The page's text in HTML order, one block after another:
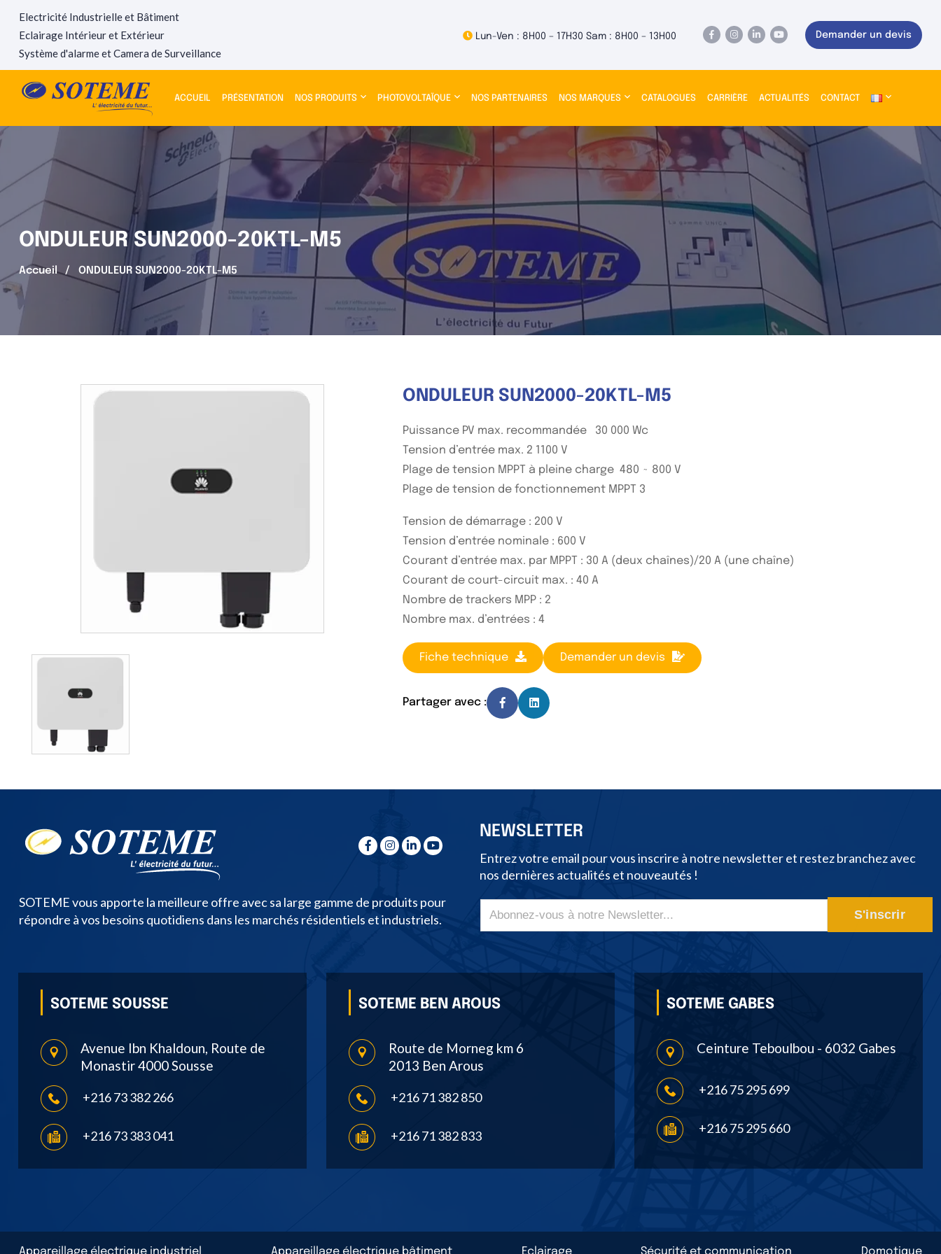
Electricité Industrielle et Bâtiment
Eclairage Intérieur et Extérieur
Système d'alarme et Camera de Surveillance
Lun-Ven : 8H00 – 17H30 Sam : 8H00 – 13H00 Demander un devis
ACCUEIL PRÉSENTATION NOS PRODUITS PHOTOVOLTAÏQUE NOS PARTENAIRES NOS MARQUES CATALOGUES CARRIÈRE ACTUALITÉS CONTACT
ONDULEUR SUN2000-20KTL-M5
Accueil ONDULEUR SUN2000-20KTL-M5
ONDULEUR SUN2000-20KTL-M5
Puissance PV max. recommandée 30 000 Wc
Tension d’entrée max. 2 1100 V
Plage de tension MPPT à pleine charge 480 ~ 800 V
Plage de tension de fonctionnement MPPT 3
Tension de démarrage : 200 V
Tension d’entrée nominale : 600 V
Courant d’entrée max. par MPPT : 30 A (deux chaînes)/20 A (une chaîne)
Courant de court-circuit max. : 40 A
Nombre de trackers MPP : 2
Nombre max. d’entrées : 4
Fiche technique Demander un devis
Partager avec :
SOTEME vous apporte la meilleure offre avec sa large gamme de produits pour
répondre à vos besoins quotidiens dans les marchés résidentiels et industriels.
NEWSLETTER
Entrez votre email pour vous inscrire à notre newsletter et restez branchez avec
nos dernières actualités et nouveautés !
S'inscrir
SOTEME SOUSSE
Avenue Ibn Khaldoun, Route de
Monastir 4000 Sousse
+216 73 382 266
+216 73 383 041
SOTEME BEN AROUS
Route de Morneg km 6
2013 Ben Arous
+216 71 382 850
+216 71 382 833
SOTEME GABES
Ceinture Teboulbou - 6032 Gabes
+216 75 295 699
+216 75 295 660
Appareillage électrique industriel Appareillage électrique bâtiment Eclairage Sécurité et communication Domotique